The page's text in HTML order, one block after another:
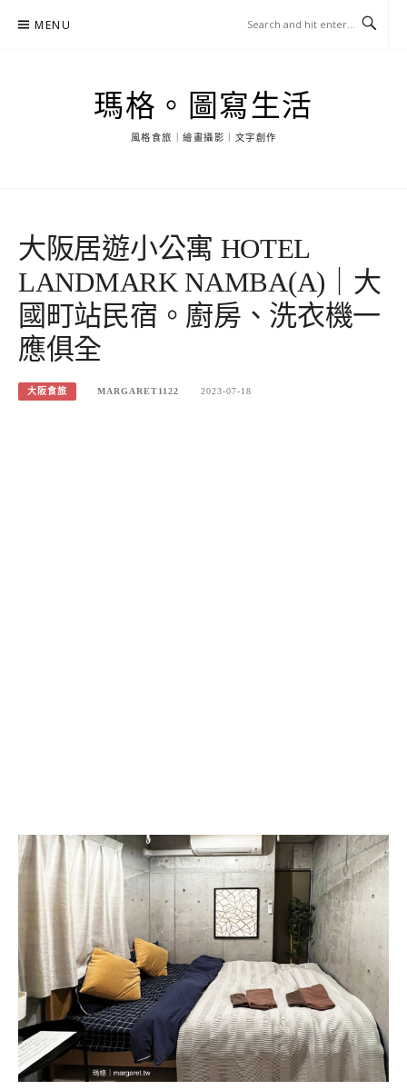
MENU
瑪格。圖寫生活
風格食旅｜繪畫攝影｜文字創作
大阪居遊小公寓 HOTEL
LANDMARK NAMBA(A)｜大
國町站民宿。廚房、洗衣機一
應俱全
大阪食旅 MARGARET1122 2023-07-18